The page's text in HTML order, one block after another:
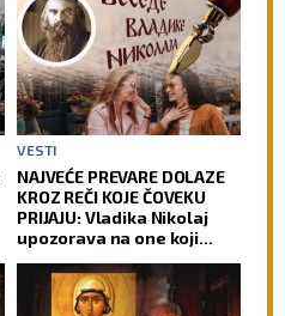
VESTI
NAJVEĆE PREVARE DOLAZE
KROZ REČI KOJE ČOVEKU
PRIJAJU: Vladika Nikolaj
upozorava na one koji
vode u propast